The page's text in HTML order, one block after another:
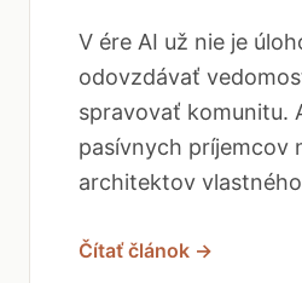
V ére AI už nie je
odovzdávať
spravovať komunitu.
pasívnych príjemcov
architektov
Čítať článok →